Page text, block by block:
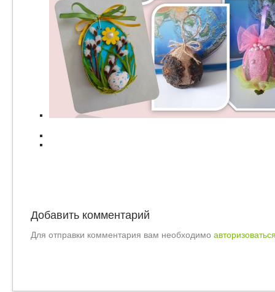
Добавить комментарий
Для отправки комментария вам необходимо